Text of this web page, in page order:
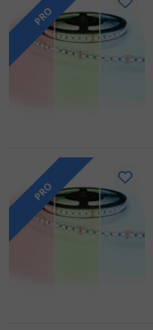
PRO
PRO